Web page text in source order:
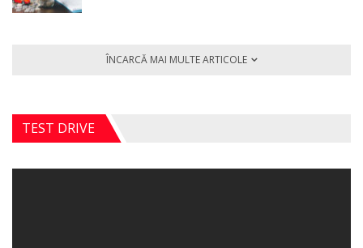
ÎNCARCĂ MAI MULTE ARTICOLE
TEST DRIVE